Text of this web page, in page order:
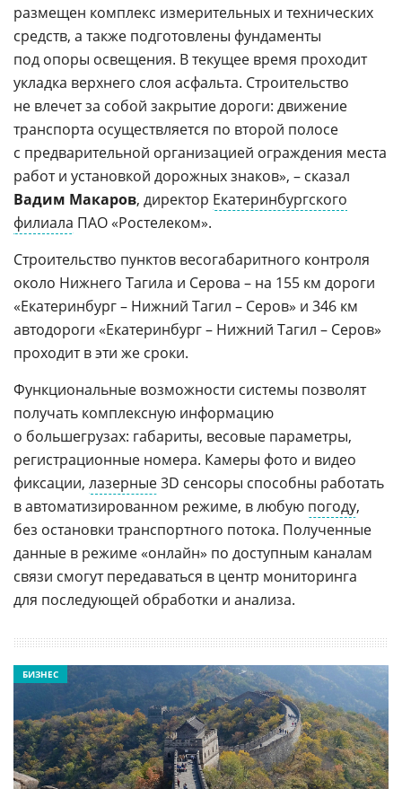
размещен комплекс измерительных и технических
средств, а также подготовлены фундаменты
под опоры освещения. В текущее время проходит
укладка верхнего слоя асфальта. Строительство
не влечет за собой закрытие дороги: движение
транспорта осуществляется по второй полосе
с предварительной организацией ограждения места
работ и установкой дорожных знаков», – сказал
Вадим Макаров, директор Екатеринбургского
филиала ПАО «Ростелеком».
Строительство пунктов весогабаритного контроля
около Нижнего Тагила и Серова – на 155 км дороги
«Екатеринбург – Нижний Тагил – Серов» и 346 км
автодороги «Екатеринбург – Нижний Тагил – Серов»
проходит в эти же сроки.
Функциональные возможности системы позволят
получать комплексную информацию
о большегрузах: габариты, весовые параметры,
регистрационные номера. Камеры фото и видео
фиксации, лазерные3D сенсоры способны работать
в автоматизированном режиме, в любую погоду,
без остановки транспортного потока. Полученные
данные в режиме «онлайн» по доступным каналам
связи смогут передаваться в центр мониторинга
для последующей обработки и анализа.
БИЗНЕС